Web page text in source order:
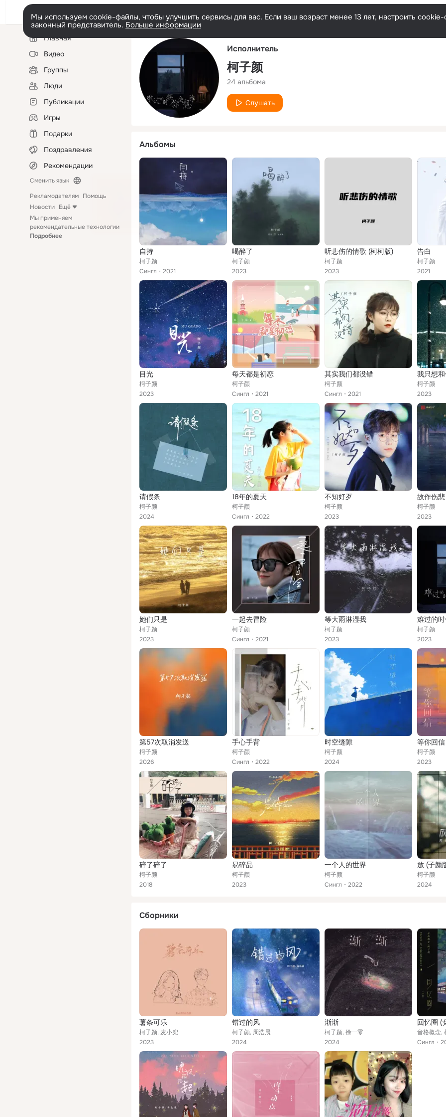
Мы используем cookie-файлы, чтобы улучшить сервисы для вас. Если ваш возраст менее 13 лет, настроить
законный представитель. Больше информации
Левая
колонкаГлавная
Видео
Группы
Люди
Публикации
Игры
Подарки
Поздравления
Рекомендации
Сменить язык
Рекламодателям Помощь
Новости Ещё
Мы применяем
рекомендательные технологии
Подробнее
Исполнитель
柯子颜
24 альбома
Слушать
Альбомы
自持
柯子颜
Сингл
2021
喝醉了
柯子颜
2023
听悲伤的情歌 (柯柯版)
柯子颜
2023
告白
柯子颜
2021
目光
柯子颜
2023
每天都是初恋
柯子颜
Сингл
2021
其实我们都没错
柯子颜
Сингл
2021
我只想
柯子颜
2023
请假条
柯子颜
2024
18年的夏天
柯子颜
Сингл
2022
不知好歹
柯子颜
2023
故作伤悲
柯子颜
2023
她们只是
柯子颜
2023
一起去冒险
柯子颜
Сингл
2021
等大雨淋湿我
柯子颜
2023
难过的
柯子颜
2023
第57次取消发送
柯子颜
2026
手心手背
柯子颜
Сингл
2022
时空缝隙
柯子颜
2024
等你回信
柯子颜
2023
碎了碎了
柯子颜
2018
易碎品
柯子颜
2023
一个人的世界
柯子颜
Сингл
2022
放 (子颜
柯子颜
2024
Сборники
薯条可乐
柯子颜, 麦小兜
2023
错过的风
柯子颜, 周浩晨
2024
渐渐
柯子颜, 徐一零
2024
回忆圈 (
音格概念,
Сингл